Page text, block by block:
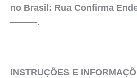
no Brasil: Rua Confirma
———.
INSTRUÇÕES E